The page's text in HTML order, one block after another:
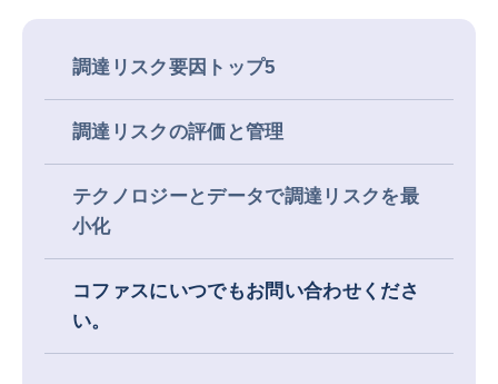
調達リスク要因トップ5
調達リスクの評価と管理
テクノロジーとデータで調達リスクを最
小化
コファスにいつでもお問い合わせくださ
い。